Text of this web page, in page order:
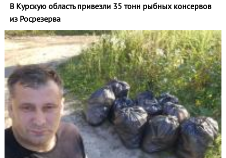
В Курскую область привезли 35 тонн рыбных консервов
из Росрезерва